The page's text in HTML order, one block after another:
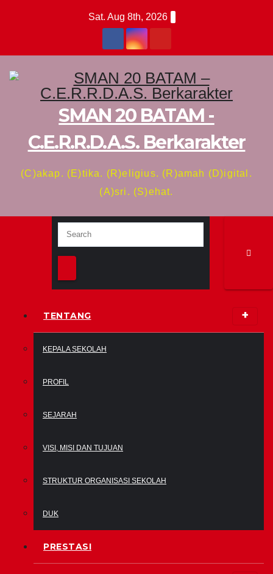
Sat. Aug 8th, 2026
SMAN 20 BATAM -
C.E.R.R.D.A.S. Berkarakter
(C)akap. (E)tika. (R)eligius. (R)amah (D)igital.
(A)sri. (S)ehat.
TENTANG
KEPALA SEKOLAH
PROFIL
SEJARAH
VISI, MISI DAN TUJUAN
STRUKTUR ORGANISASI SEKOLAH
DUK
PRESTASI